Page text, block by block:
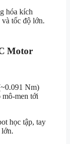
hóa kích
tốc độ lớn.
Motor
Nm)
mô-men tới
học tập, tay
lớn.